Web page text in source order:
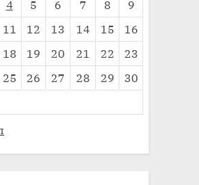
4 5 6 7 8
9
11 12 13 14 15
16
18 19 20 21 22
23
25 26 27 28 29
30